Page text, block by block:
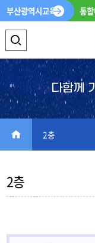
부산광역시교육청 통
색
영
역
기
다함께
HOME
2층
2층